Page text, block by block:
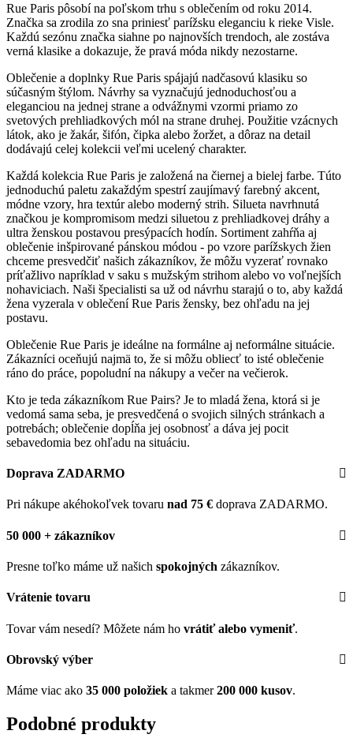
Rue Paris pôsobí na poľskom trhu s oblečením od roku 2014.
Značka sa zrodila zo sna priniesť parížsku eleganciu k rieke Visle.
Každú sezónu značka siahne po najnovších trendoch, ale zostáva
verná klasike a dokazuje, že pravá móda nikdy nezostarne.
Oblečenie a doplnky Rue Paris spájajú nadčasovú klasiku so
súčasným štýlom. Návrhy sa vyznačujú jednoduchosťou a
eleganciou na jednej strane a odvážnymi vzormi priamo zo
svetových prehliadkových mól na strane druhej. Použitie vzácnych
látok, ako je žakár, šifón, čipka alebo žoržet, a dôraz na detail
dodávajú celej kolekcii veľmi ucelený charakter.
Každá kolekcia Rue Paris je založená na čiernej a bielej farbe. Túto
jednoduchú paletu zakaždým spestrí zaujímavý farebný akcent,
módne vzory, hra textúr alebo moderný strih. Silueta navrhnutá
značkou je kompromisom medzi siluetou z prehliadkovej dráhy a
ultra ženskou postavou presýpacích hodín. Sortiment zahŕňa aj
oblečenie inšpirované pánskou módou - po vzore parížskych žien
chceme presvedčiť našich zákazníkov, že môžu vyzerať rovnako
príťažlivo napríklad v saku s mužským strihom alebo vo voľnejších
nohaviciach. Naši špecialisti sa už od návrhu starajú o to, aby každá
žena vyzerala v oblečení Rue Paris žensky, bez ohľadu na jej
postavu.
Oblečenie Rue Paris je ideálne na formálne aj neformálne situácie.
Zákazníci oceňujú najmä to, že si môžu obliecť to isté oblečenie
ráno do práce, popoludní na nákupy a večer na večierok.
Kto je teda zákazníkom Rue Pairs? Je to mladá žena, ktorá si je
vedomá sama seba, je presvedčená o svojich silných stránkach a
potrebách; oblečenie dopĺňa jej osobnosť a dáva jej pocit
sebavedomia bez ohľadu na situáciu.
Doprava ZADARMO
Pri nákupe akéhokoľvek tovaru nad 75 € doprava ZADARMO.
50 000 + zákazníkov
Presne toľko máme už našich spokojných zákazníkov.
Vrátenie tovaru
Tovar vám nesedí? Môžete nám ho vrátiť alebo vymeniť.
Obrovský výber
Máme viac ako 35 000 položiek a takmer200 000 kusov.
Podobné produkty